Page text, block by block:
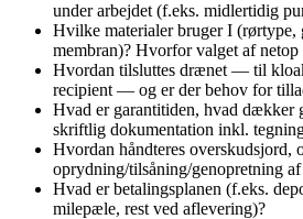
under arbejdet (f.eks. midlertidig
Hvilke materialer bruger I (rørtype,
membran)? Hvorfor valget af netop
Hvordan tilsluttes drænet — til
recipient — og er der behov for
Hvad er garantitiden, hvad dækker
skriftlig dokumentation inkl.
Hvordan håndteres overskudsjord,
oprydning/tilsåning/genopretning
Hvad er betalingsplanen (f.eks.
milepæle, rest ved aflevering)?